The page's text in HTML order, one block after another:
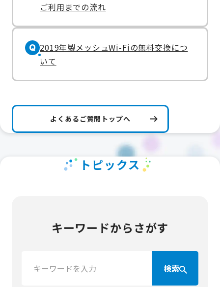
ご利用までの流れ
Q 2019年製メッシュWi-Fiの無料交換につ
いて
よくあるご質問トップへ
トピックス
キーワードからさがす
索：
検索